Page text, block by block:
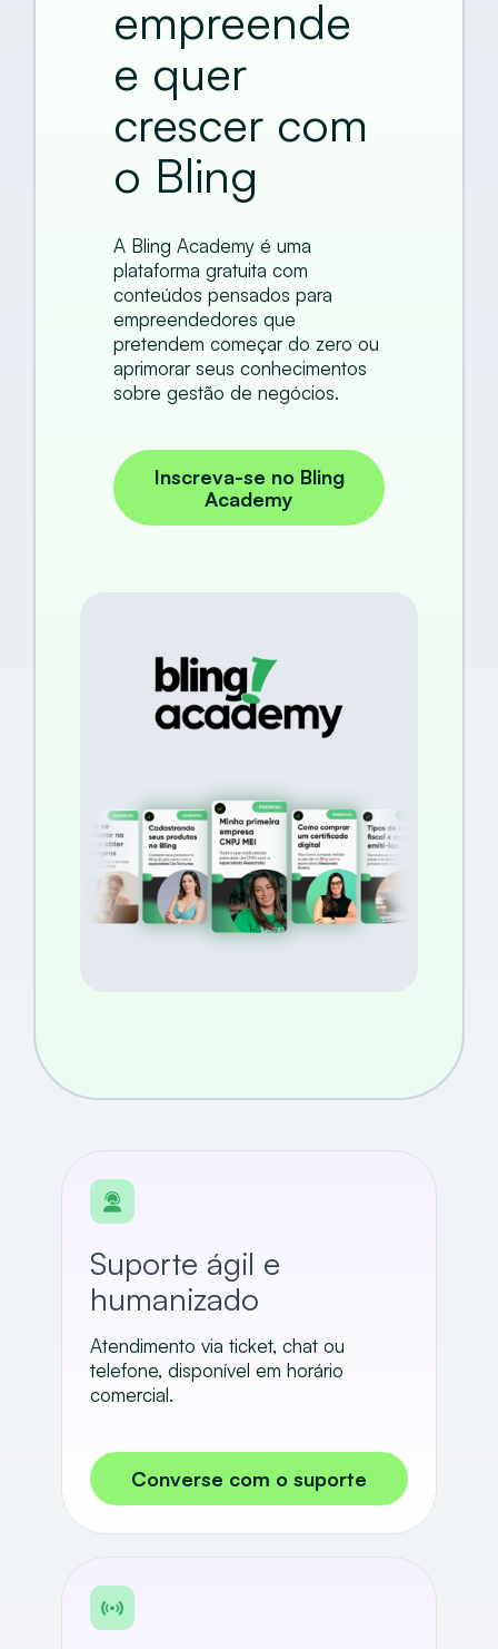
empreende
e quer
crescer com
o Bling
A Bling Academy é uma
plataforma gratuita com
conteúdos pensados para
empreendedores que
pretendem começar do zero ou
aprimorar seus conhecimentos
sobre gestão de negócios.
Inscreva-se no Bling
Academy
Suporte ágil e
humanizado
Atendimento via ticket, chat ou
telefone, disponível em horário
comercial.
Converse com o suporte